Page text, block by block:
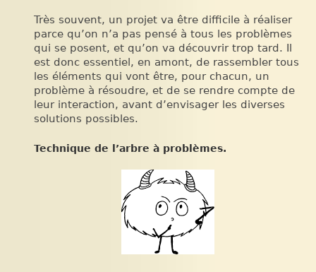
Très souvent, un projet va être difficile à réaliser
parce qu’on n’a pas pensé à tous les problèmes
qui se posent, et qu’on va découvrir trop tard. Il
est donc essentiel, en amont, de rassembler tous
les éléments qui vont être, pour chacun, un
problème à résoudre, et de se rendre compte de
leur interaction, avant d’envisager les diverses
solutions possibles.
Technique de l’arbre à problèmes.